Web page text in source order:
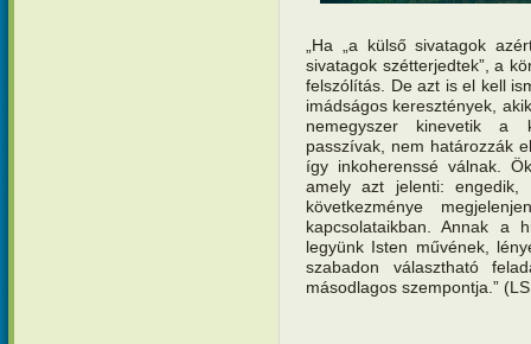
„Ha „a külső sivatagok
sivatagok szétterjedtek”, a
felszólítás. De azt is el kell
imádságos keresztények,
nemegyszer kinevetik a
passzívak, nem határozzák
így inkoherenssé válnak.
amely azt jelenti: engedik,
következménye
kapcsolataikban. Annak a
legyünk Isten művének,
szabadon választható
másodlagos szempontja.”